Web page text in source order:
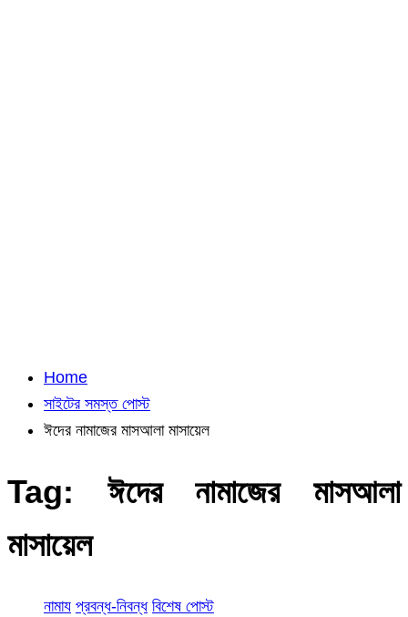
Home
সাইটের সমস্ত পোস্ট
ঈদের নামাজের মাসআলা মাসায়েল
Tag: ঈদের নামাজের মাসআলা
মাসায়েল
নামায প্রবন্ধ-নিবন্ধ বিশেষ পোস্ট